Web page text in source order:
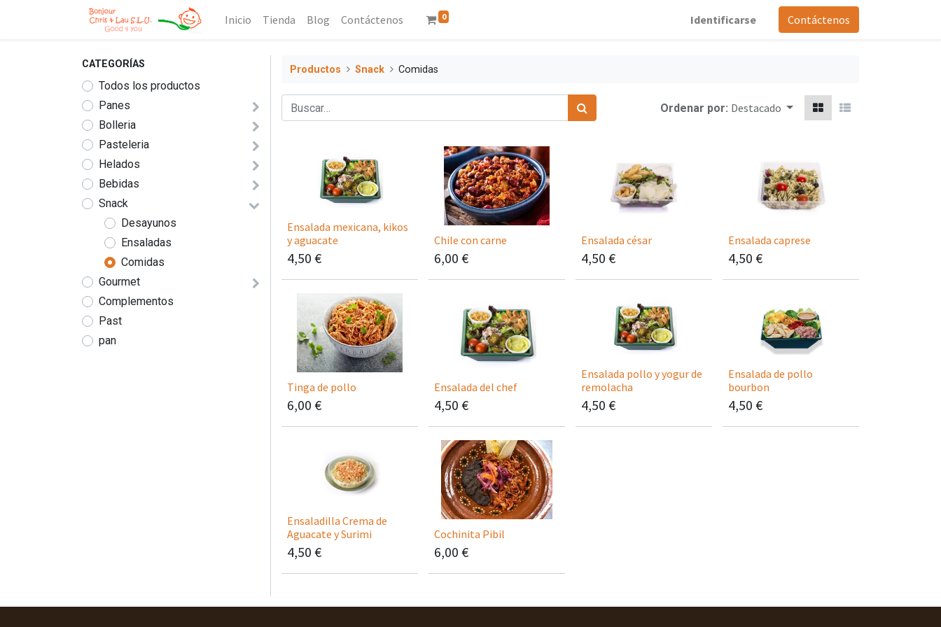
Inicio Tienda Blog Contáctenos 0 Identificarse Contáctenos
CATEGORÍAS
Todos los productos
Panes
Bolleria
Pasteleria
Helados
Bebidas
Snack
Desayunos
Ensaladas
Comidas
Gourmet
Complementos
Past
pan
Productos Snack Comidas
Ordenar por: Destacado
Ensalada mexicana, kikos
y aguacate
4,50 €
Chile con carne
6,00 €
Ensalada césar
4,50 €
Ensalada caprese
4,50 €
Tinga de pollo
6,00 €
Ensalada del chef
4,50 €
Ensalada pollo y yogur de
remolacha
4,50 €
Ensalada de pollo
bourbon
4,50 €
Ensaladilla Crema de
Aguacate y Surimi
4,50 €
Cochinita Pibil
6,00 €